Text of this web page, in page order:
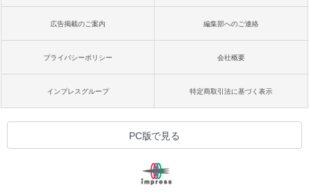
広告掲載のご案内 編集部へのご連絡
プライバシーポリシー 会社概要
インプレスグループ 特定商取引法に基づく表示
PC版で見る